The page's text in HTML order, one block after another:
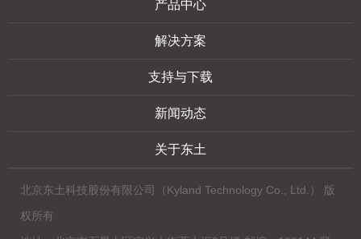
产品中心
解决方案
支持与下载
新闻动态
关于东土
北京东土科技股份有限公司（Kyland Technology Co., Ltd.） 版
权所有